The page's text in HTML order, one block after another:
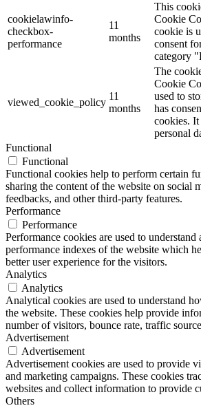
cookielawinfo-
checkbox-
performance
11
months
This
Cookie
cookie is
consent
category
viewed_cookie_policy
11
months
The
Cookie
used to
has
cookies. It
personal
Functional
Functional
Functional cookies help to perform certain
sharing the content of the website on social
feedbacks, and other third-party features.
Performance
Performance
Performance cookies are used to understand
performance indexes of the website which
better user experience for the visitors.
Analytics
Analytics
Analytical cookies are used to understand
the website. These cookies help provide
number of visitors, bounce rate, traffic
Advertisement
Advertisement
Advertisement cookies are used to provide
and marketing campaigns. These cookies
websites and collect information to provide
Others